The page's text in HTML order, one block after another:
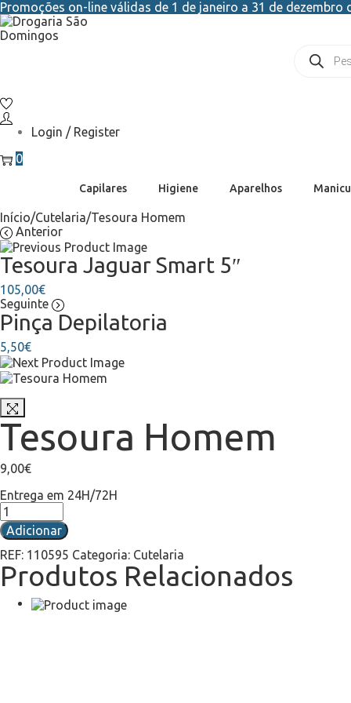
Promoções on-line válidas de 1 de janeiro a 31 de
Login / Register
0
Capilares Higiene Aparelhos
Início/Cutelaria/Tesoura Homem
Anterior
Tesoura Jaguar Smart 5″
105,00€
Seguinte
Pinça Depilatoria
5,50€
Tesoura Homem
9,00€
Entrega em 24H/72H
Adicionar
REF: 110595 Categoria: Cutelaria
Produtos Relacionados